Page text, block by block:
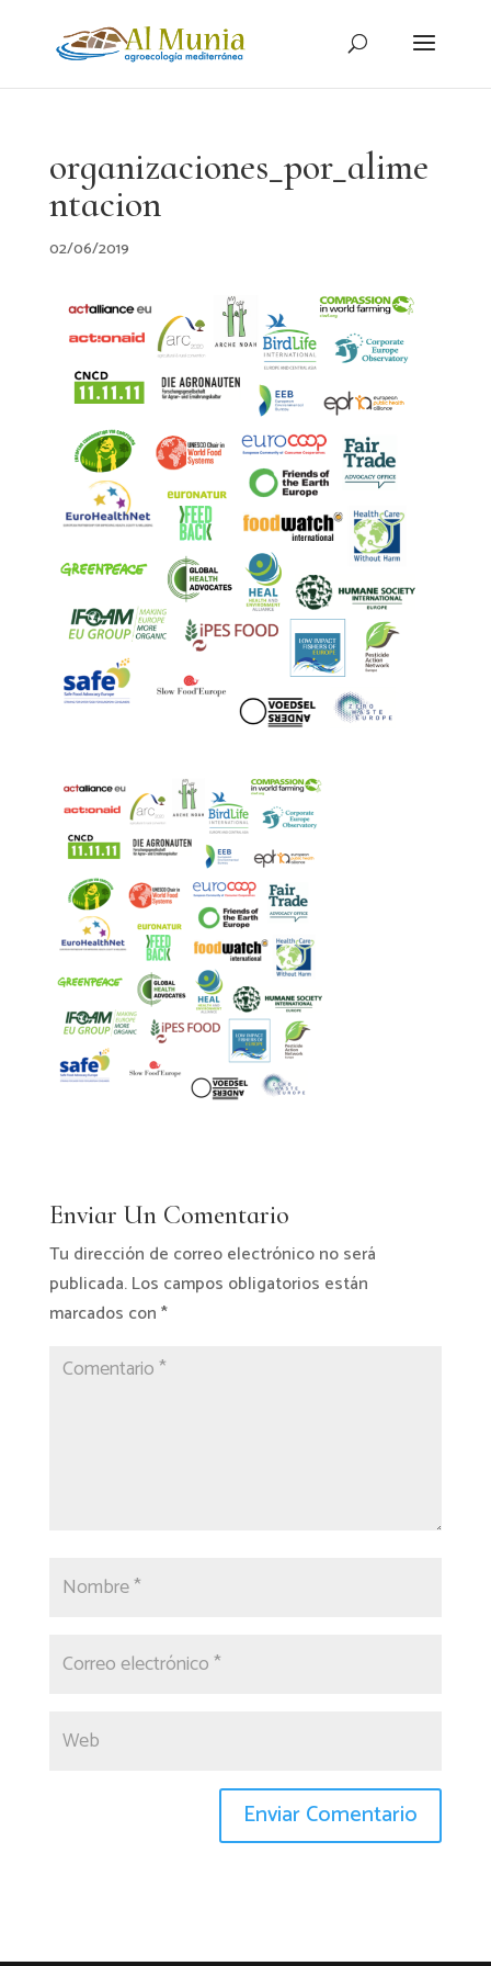
organizaciones_por_alime
ntacion
02/06/2019
Enviar Un Comentario
Tu dirección de correo electrónico no será
publicada.Los campos obligatorios están
marcados con*